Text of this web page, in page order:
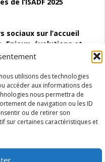
utilisons des technologies
accéder aux informations des
nous permettra de
de navigation ou les ID
ou de retirer son
sur certaines caractéristiques et
sociaux sur l’accueil
Enjeux, évolutions et
d’emploi (SAACE)
indicateurs